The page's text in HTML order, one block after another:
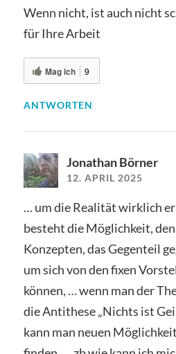
Wenn nicht, ist auch nicht
für Ihre Arbeit
Mag ich 9
ANTWORTEN
Jonathan Börner
12. APRIL 2025
… um die Realität wirklich
besteht die Möglichkeit,
Konzepten, das Gegenteil
um sich von den fixen
können, … wenn man der
die Antithese „Nichts ist
kann man neuen